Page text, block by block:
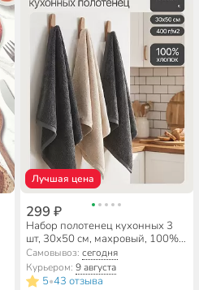
Лучшая цена
299 ₽
Набор полотенец кухонных 3
шт, 30х50 см, махровый, 100%
хлопок, 400 г/м2, Silvano,
Пыльца, серый, молочный,
Узбекистан
Самовывоз: сегодня
Курьером: 9 августа
5•43 отзыва